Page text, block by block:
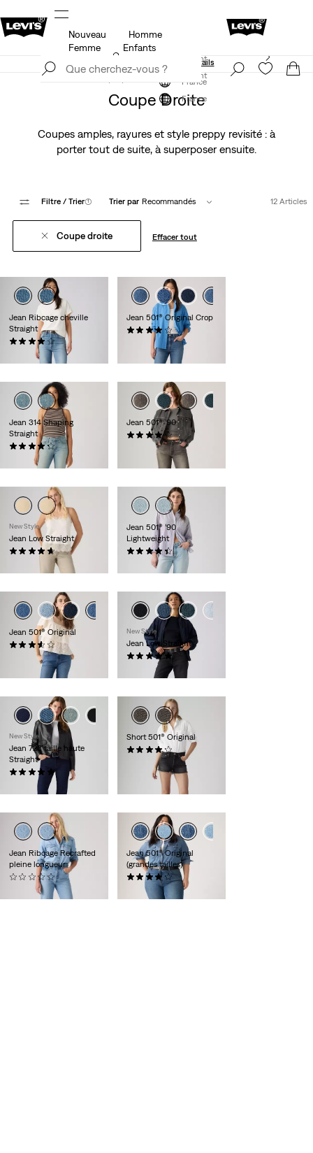
Politique de livraison et de retours Mise à jour
S'inscrire maintenant
France
Nouveau
Homme
Femme
Enfants
Levi's App. Le meilleur de Levi’s®, sur mesure,
Détails
S'inscrire maintenant
France
Coupe Droite
Coupes amples, rayures et style preppy revisité : à
porter tout de suite, à superposer ensuite.
Filtre / Trier(1) Trier par Recommandés 12 Articles
Coupe droite Effacer tout
Jean Ribcage cheville
Straight
(910)
130,00 €
Jean 501® Original Crop
(519)
120,00 €
Jean 314 Shaping
Straight
(1246)
89,00 €
Jean 501® ’90
(493)
120,00 €
New Style
Jean Low Straight
(25)
Jean 501® ’90
Lightweight
(74)
120,00 €
Jean 501® Original
(68)
120,00 €
New Style
Jean Low Straight
120,00 €
New Style
Jean 723 taille haute
Straight
110,00 €
Short 501® Original
(528)
65,00 €
Jean Ribcage Recrafted
pleine longueur
(0)
140,00 €
Jean 501® Original
(grandes tailles)
(64)
120,00 €